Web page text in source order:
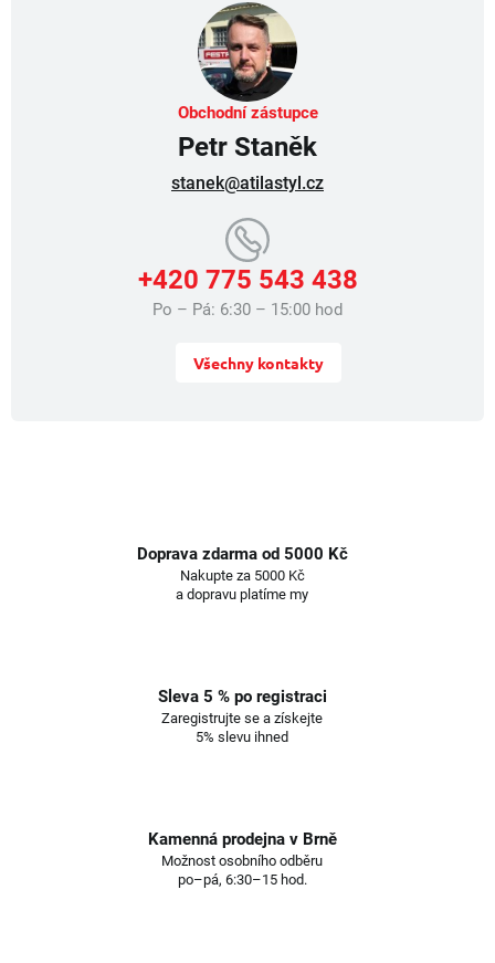
Obchodní zástupce
Petr Staněk
stanek@atilastyl.cz
+420 775 543 438
Po – Pá: 6:30 – 15:00 hod
Všechny kontakty
Doprava zdarma od 5000 Kč
Nakupte za 5000 Kč
a dopravu platíme my
Sleva 5 % po registraci
Zaregistrujte se a získejte
5% slevu ihned
Kamenná prodejna v Brně
Možnost osobního odběru
po–pá, 6:30–15 hod.